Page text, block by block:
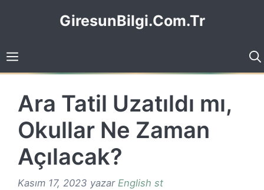
GiresunBilgi.Com.Tr
Ara Tatil Uzatıldı mı,
Okullar Ne Zaman
Açılacak?
Kasım 17, 2023 yazar English st